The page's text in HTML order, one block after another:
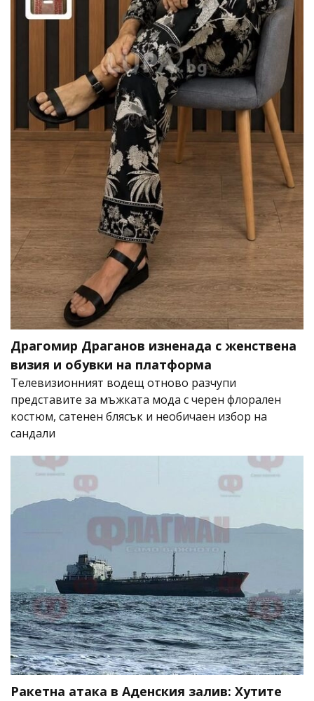
Драгомир Драганов изненада с женствена
визия и обувки на платформа
Телевизионният водещ отново разчупи
представите за мъжката мода с черен флорален
костюм, сатенен блясък и необичаен избор на
сандали
Ракетна атака в Аденския залив: Хутите